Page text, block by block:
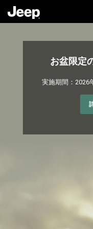
お盆限定
実施期間：2026